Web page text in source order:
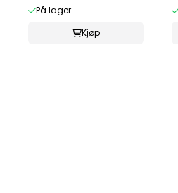
På lager
Kjøp